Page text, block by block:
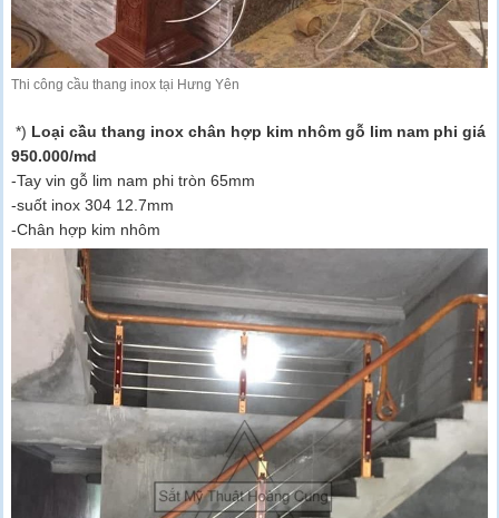
Thi công cầu thang inox tại Hưng Yên
*) Loại cầu thang inox chân hợp kim nhôm gỗ lim nam phi giá
950.000/md
-Tay vin gỗ lim nam phi tròn 65mm
-suốt inox 304 12.7mm
-Chân hợp kim nhôm